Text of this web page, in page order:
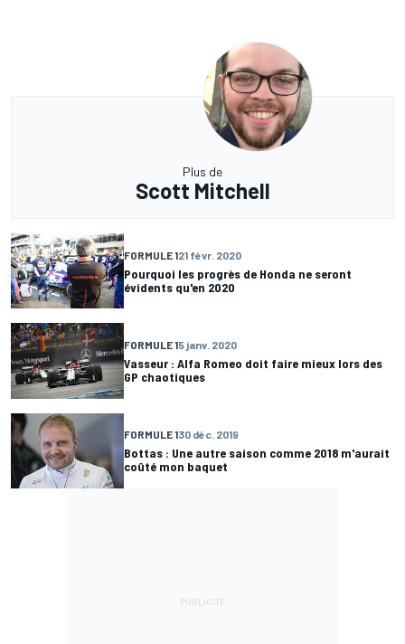
Plus de
Scott Mitchell
FORMULE 121 févr. 2020
Pourquoi les progrès de Honda ne seront
évidents qu'en 2020
FORMULE 15 janv. 2020
Vasseur : Alfa Romeo doit faire mieux lors des
GP chaotiques
FORMULE 130 déc. 2019
Bottas : Une autre saison comme 2018 m'aurait
coûté mon baquet